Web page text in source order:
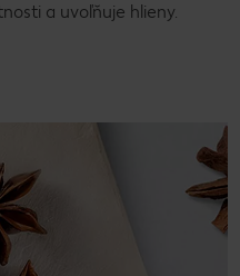
a uvoľňuje hlieny.